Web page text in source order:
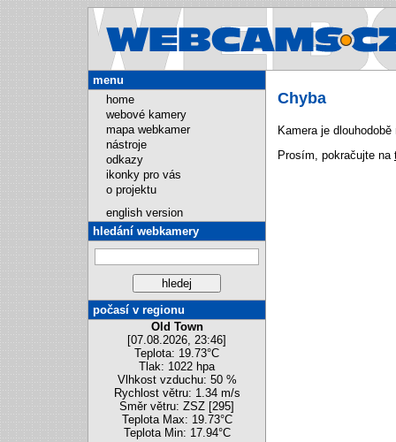
Chyba
Kamera je
Prosím, pokračujte na
menu
home
webové kamery
mapa webkamer
nástroje
odkazy
ikonky pro vás
o projektu
english version
hledání webkamery
počasí v regionu
Old Town
[07.08.2026, 23:46]
Teplota: 19.73°C
Tlak: 1022 hpa
Vlhkost vzduchu: 50 %
Rychlost větru: 1.34 m/s
Směr větru: ZSZ [295]
Teplota Max: 19.73°C
Teplota Min: 17.94°C